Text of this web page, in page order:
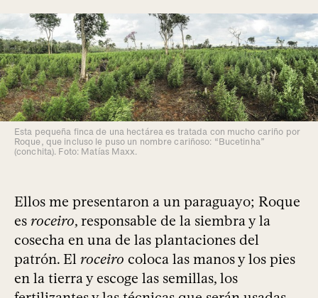
Esta pequeña finca de una hectárea es tratada con mucho cariño por
Roque, que incluso le puso un nombre cariñoso: “Bucetinha”
(conchita). Foto: Matías Maxx.
Ellos me presentaron a un paraguayo; Roque
es roceiro, responsable de la siembra y la
cosecha en una de las plantaciones del
patrón. El roceiro coloca las manos y los pies
en la tierra y escoge las semillas, los